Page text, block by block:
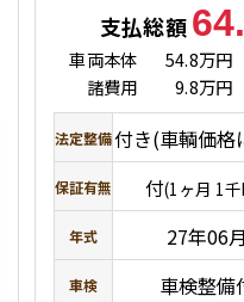
支払総額
車両本体
54.8万円
諸費用
9.8万円
法定整備付き(車輌価格
保証有無 付(1ヶ月 1
年式 27年06月
車検 車検整備